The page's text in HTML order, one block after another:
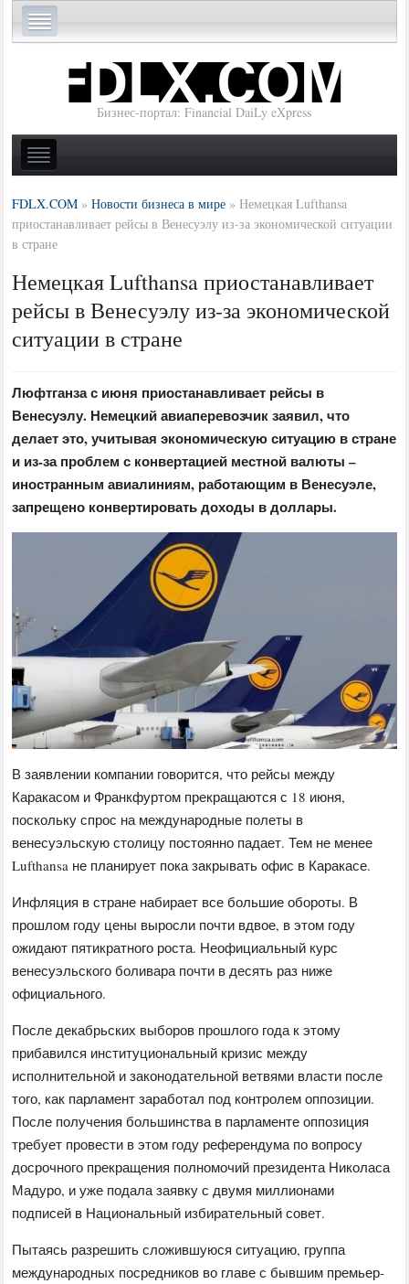
Бизнес-портал: Financial DaiLy eXpress
FDLX.COM »Новости бизнеса в мире »Немецкая Lufthansa
приостанавливает рейсы в Венесуэлу из-за экономической ситуации
в стране
Немецкая Lufthansa приостанавливает
рейсы в Венесуэлу из-за экономической
ситуации в стране
Люфтганза с июня приостанавливает рейсы в
Венесуэлу. Немецкий авиаперевозчик заявил, что
делает это, учитывая экономическую ситуацию в стране
и из-за проблем с конвертацией местной валюты –
иностранным авиалиниям, работающим в Венесуэле,
запрещено конвертировать доходы в доллары.
В заявлении компании говорится, что рейсы между
Каракасом и Франкфуртом прекращаются с 18 июня,
поскольку спрос на международные полеты в
венесуэльскую столицу постоянно падает. Тем не менее
Lufthansa не планирует пока закрывать офис в Каракасе.
Инфляция в стране набирает все большие обороты. В
прошлом году цены выросли почти вдвое, в этом году
ожидают пятикратного роста. Неофициальный курс
венесуэльского боливара почти в десять раз ниже
официального.
После декабрьских выборов прошлого года к этому
прибавился институциональный кризис между
исполнительной и законодательной ветвями власти после
того, как парламент заработал под контролем оппозиции.
После получения большинства в парламенте оппозиция
требует провести в этом году референдума по вопросу
досрочного прекращения полномочий президента Николаса
Мадуро, и уже подала заявку с двумя миллионами
подписей в Национальный избирательный совет.
Пытаясь разрешить сложившуюся ситуацию, группа
международных посредников во главе с бывшим премьер-